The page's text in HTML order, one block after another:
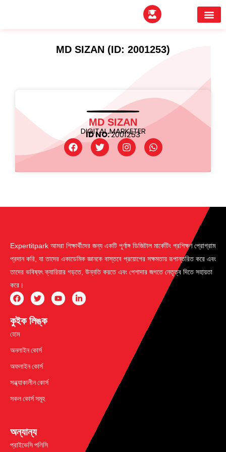
MD SIZAN (ID: 2001253)
MD SIZAN
DIGITAL MARKETER
ID NO:2001253
Expertitpark আমরা শিক্ষার্থীদের জন্য একটি পূর্ণাঙ্গ ডিজিটাল মার্কেটিং প্রশিক্ষণ প্রোগ্রাম
প্রদান করি, যা তাদের একাডেমিক জ্ঞানকে বাস্তবে প্রয়োগের সক্ষমতায় রূপান্তরিত করে এবং
তাদের ভবিষ্যৎ ক্যারিয়ার গড়তে, উন্নতি করতে এবং পেশাদার জগতে নেতৃত্ব দিতে সহায়তা
করে।
কুইক লিঙ্ক
হোম
অনলাইন কোর্স
অফলাইন কোর্স
সন্ধ্যাকালীন কোর্স
সকল কোর্স সমূহ
অন্যান্য
প্রাইভেসি পলিসি